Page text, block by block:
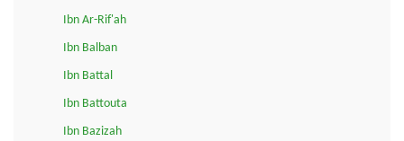
Ibn Ar-Rif'ah
Ibn Balban
Ibn Battal
Ibn Battouta
Ibn Bazizah